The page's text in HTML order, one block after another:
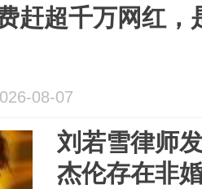
赶超千万网红，
08-07
刘若雪律师
杰伦存在非